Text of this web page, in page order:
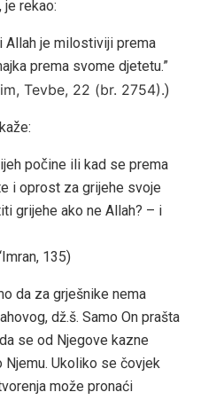
je rekao:
Allah je milostiviji prema
prema svome djetetu.”
Tevbe, 22 (br. 2754).)
počine ili kad se prema
i oprost za grijehe svoje
grijehe ako ne Allah? – i
135)
da za grješnike nema
dž.š. Samo On prašta
se od Njegove kazne
Ukoliko se čovjek
može pronaći